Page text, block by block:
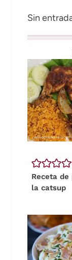
Sin
Receta
la catsup